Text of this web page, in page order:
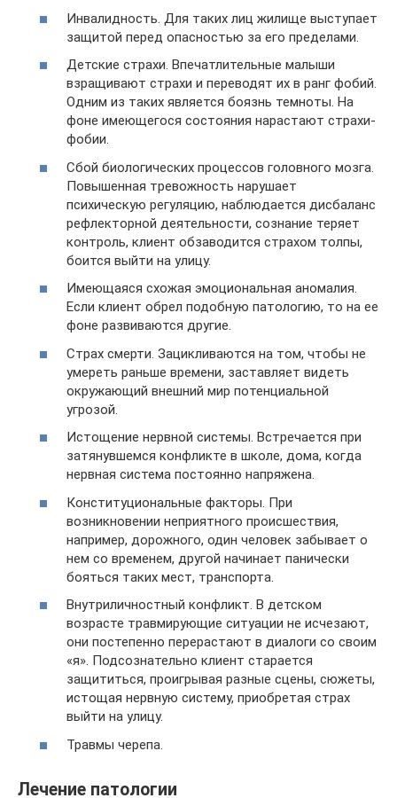
Инвалидность. Для таких лиц жилище выступает
защитой перед опасностью за его пределами.
Детские страхи. Впечатлительные малыши
взращивают страхи и переводят их в ранг фобий.
Одним из таких является боязнь темноты. На
фоне имеющегося состояния нарастают страхи-
фобии.
Сбой биологических процессов головного мозга.
Повышенная тревожность нарушает
психическую регуляцию, наблюдается дисбаланс
рефлекторной деятельности, сознание теряет
контроль, клиент обзаводится страхом толпы,
боится выйти на улицу.
Имеющаяся схожая эмоциональная аномалия.
Если клиент обрел подобную патологию, то на ее
фоне развиваются другие.
Страх смерти. Зацикливаются на том, чтобы не
умереть раньше времени, заставляет видеть
окружающий внешний мир потенциальной
угрозой.
Истощение нервной системы. Встречается при
затянувшемся конфликте в школе, дома, когда
нервная система постоянно напряжена.
Конституциональные факторы. При
возникновении неприятного происшествия,
например, дорожного, один человек забывает о
нем со временем, другой начинает панически
бояться таких мест, транспорта.
Внутриличностный конфликт. В детском
возрасте травмирующие ситуации не исчезают,
они постепенно перерастают в диалоги со своим
«я». Подсознательно клиент старается
защититься, проигрывая разные сцены, сюжеты,
истощая нервную систему, приобретая страх
выйти на улицу.
Травмы черепа.
Лечение патологии